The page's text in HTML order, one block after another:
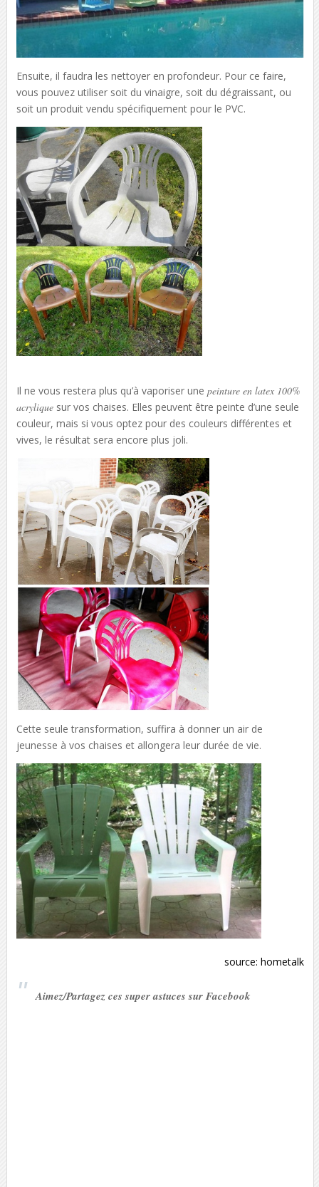
Ensuite, il faudra les nettoyer en profondeur. Pour ce faire,
vous pouvez utiliser soit du vinaigre, soit du dégraissant, ou
soit un produit vendu spécifiquement pour le PVC.
Il ne vous restera plus qu’à vaporiser une peinture en latex 100%
acryliquesur vos chaises. Elles peuvent être peinte d’une seule
couleur, mais si vous optez pour des couleurs différentes et
vives, le résultat sera encore plus joli.
Cette seule transformation, suffira à donner un air de
jeunesse à vos chaises et allongera leur durée de vie.
source:hometalk
Aimez/Partagez ces super astuces sur Facebook